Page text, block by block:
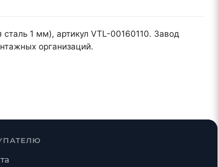
1 мм), артикул VTL-00160110. Завод
организаций.